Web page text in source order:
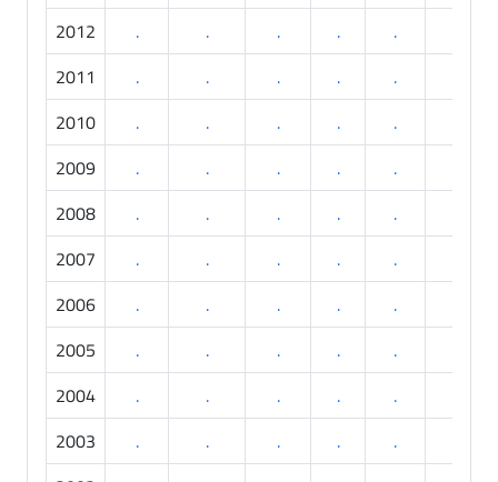
2012
. . . . .
2011
. . . . .
2010
. . . . .
2009
. . . . .
2008
. . . . .
2007
. . . . .
2006
. . . . .
2005
. . . . .
2004
. . . . .
2003
. . . . .